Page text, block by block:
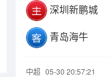
深圳新鹏城
青岛海牛
中超 05-30 20:57:21